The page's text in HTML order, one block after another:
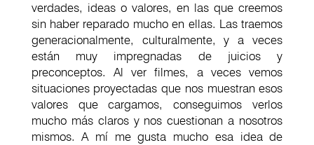
verdades, ideas o valores, en las que creemos
sin haber reparado mucho en ellas. Las traemos
generacionalmente, culturalmente, y a veces
están muy impregnadas de juicios y
preconceptos. Al ver filmes, a veces vemos
situaciones proyectadas que nos muestran esos
valores que cargamos, conseguimos verlos
mucho más claros y nos cuestionan a nosotros
mismos. A mí me gusta mucho esa idea de